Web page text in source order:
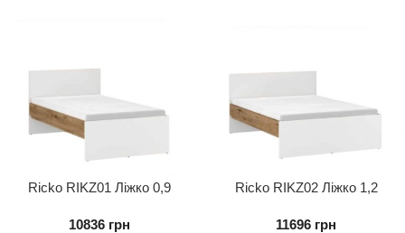
Ricko RIKZ01 Ліжко 0,9
10836 грн
Ricko RIKZ02 Ліжко 1,2
11696 грн